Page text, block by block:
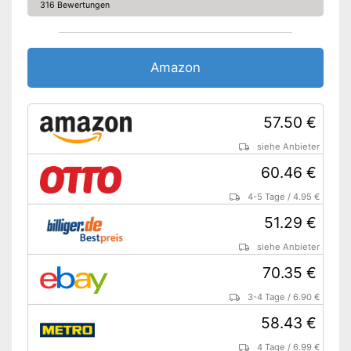
316 Bewertungen
Amazon
57.50 €
siehe Anbieter
60.46 €
4-5 Tage /4.95 €
51.29 €
siehe Anbieter
70.35 €
3-4 Tage /6.90 €
58.43 €
4 Tage /6.99 €